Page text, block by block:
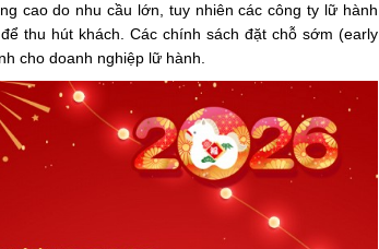
cao do nhu cầu lớn, tuy nhiên các công ty lữ hành
thu hút khách. Các chính sách đặt chỗ sớm (early
cho doanh nghiệp lữ hành.